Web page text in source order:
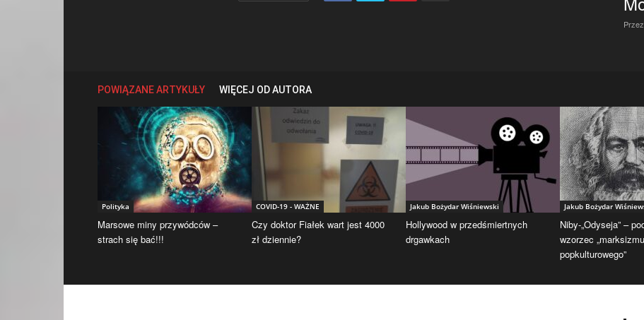
Przez
POWIĄZANE ARTYKUŁY WIĘCEJ OD AUTORA
Polityka
Marsowe miny przywódców –
strach się bać!!!
COVID-19 - WAŻNE
Czy doktor Fiałek wart jest 4000
zł dziennie?
Jakub Bożydar Wiśniewski
Hollywood w przedśmiertnych
drgawkach
Jakub Bożydar
Niby-„Odyseja” –
wzorzec „marksizmu
popkulturowego”